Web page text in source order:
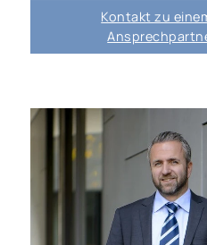
Kontakt zu